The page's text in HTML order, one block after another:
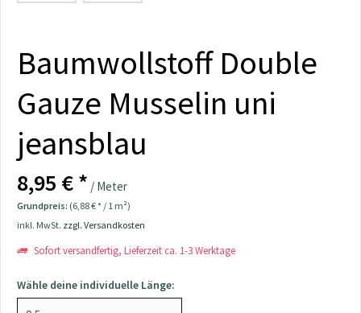
Baumwollstoff Double
Gauze Musselin uni
jeansblau
8,95 € * / Meter
Grundpreis: (6,88 € * / 1 m²)
inkl. MwSt. zzgl. Versandkosten
Sofort versandfertig, Lieferzeit ca. 1-3 Werktage
Wähle deine individuelle Länge: